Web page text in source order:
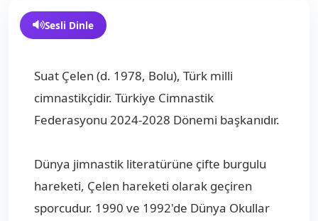
Sesli Dinle
Suat Çelen (d. 1978, Bolu), Türk milli
cimnastikçidir. Türkiye Cimnastik
Federasyonu 2024-2028 Dönemi başkanıdır.
Dünya jimnastik literatürüne çifte burgulu
hareketi, Çelen hareketi olarak geçiren
sporcudur. 1990 ve 1992'de Dünya Okullar